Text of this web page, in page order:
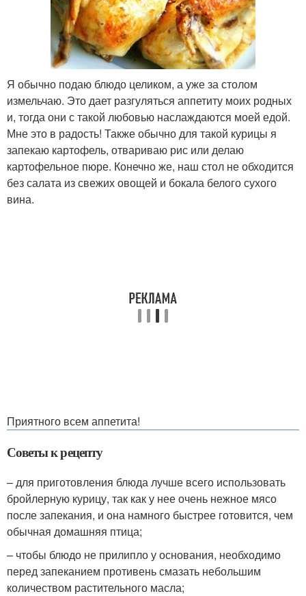
Я обычно подаю блюдо целиком, а уже за столом
измельчаю. Это дает разгуляться аппетиту моих родных
и, тогда они с такой любовью наслаждаются моей едой.
Мне это в радость! Также обычно для такой курицы я
запекаю картофель, отвариваю рис или делаю
картофельное пюре. Конечно же, наш стол не обходится
без салата из свежих овощей и бокала белого сухого
вина.
Приятного всем аппетита!
Советы к рецепту
– для приготовления блюда лучше всего использовать
бройлерную курицу, так как у нее очень нежное мясо
после запекания, и она намного быстрее готовится, чем
обычная домашняя птица;
– чтобы блюдо не прилипло у основания, необходимо
перед запеканием противень смазать небольшим
количеством растительного масла;